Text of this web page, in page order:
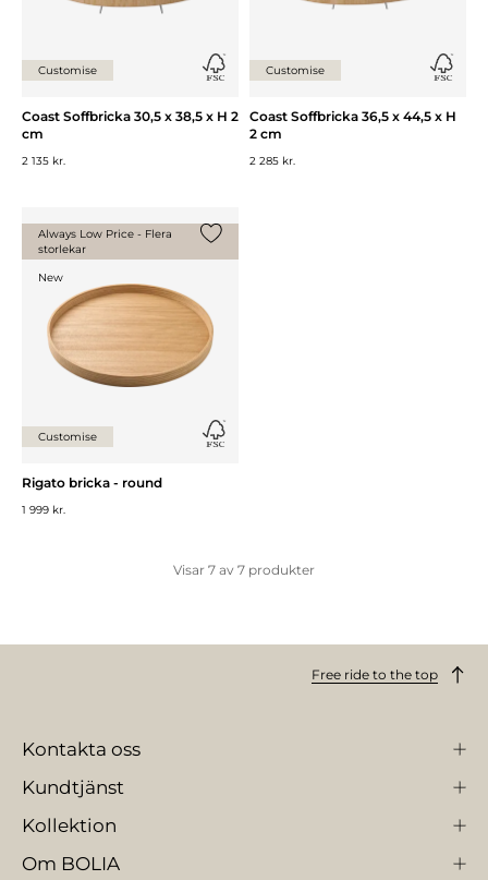
Customise
Coast Soffbricka 30,5 x 38,5 x H 2
cm
2 135 kr.
Customise
Coast Soffbricka 36,5 x 44,5 x H
2 cm
2 285 kr.
Always Low Price - Flera
storlekar
New
Lägg till {0} i listan
Customise
Rigato bricka - round
1 999 kr.
Visar 7 av 7 produkter
Free ride to the top
Kontakta oss
Kundtjänst
Kollektion
Om BOLIA